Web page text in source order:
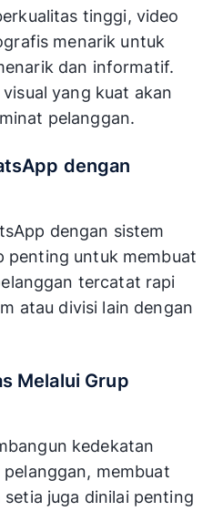
tinggi, video
menarik untuk
dan informatif.
yang kuat akan
pelanggan.
dengan
dengan sistem
penting untuk membuat
tercatat rapi
atau divisi lain dengan
Melalui Grup
kedekatan
membuat
juga dinilai penting